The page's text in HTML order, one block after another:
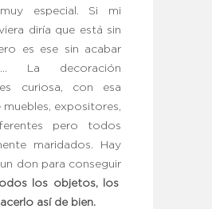
especial. Si mi
diría que está sin
es ese sin acabar
La decoración
curiosa, con esa
muebles, expositores,
pero todos
maridados. Hay
don para conseguir
los objetos, los
así de bien.